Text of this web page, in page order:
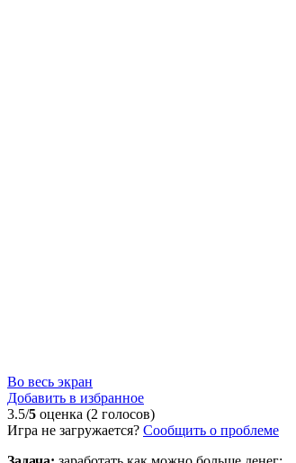
Во весь экран
Добавить в избранное
3.5/5 оценка (2 голосов)
Игра не загружается? Сообщить о проблеме